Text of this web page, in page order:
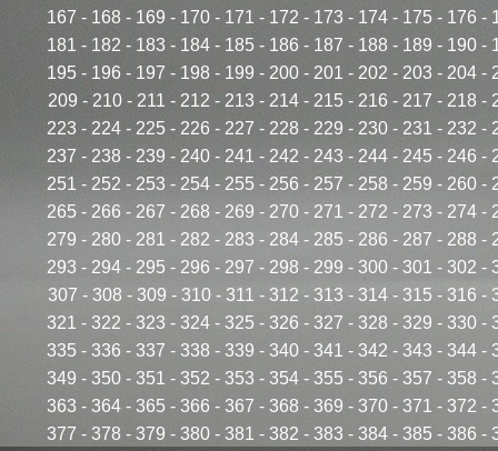
167 - 168 - 169 - 170 - 171 - 172 - 173 - 174 - 175 - 176 -
181 - 182 - 183 - 184 - 185 - 186 - 187 - 188 - 189 - 190 -
195 - 196 - 197 - 198 - 199 - 200 - 201 - 202 - 203 - 204 -
209 - 210- 211 - 212 - 213 - 214- 215- 216- 217 - 218-
223 - 224 - 225 - 226 - 227 - 228 - 229 - 230 - 231 - 232 -
237 - 238 - 239 - 240 - 241 - 242 - 243 - 244 - 245 - 246 -
251 - 252 - 253 - 254 - 255 - 256 - 257 - 258 - 259 - 260 -
265 - 266 - 267 - 268 - 269 - 270 - 271 - 272 - 273 - 274 -
279 - 280 - 281 - 282 - 283 - 284 - 285 - 286 - 287 - 288 -
293 - 294 - 295 - 296 - 297 - 298 - 299 - 300 - 301 - 302 -
307 - 308 - 309 - 310- 311 - 312 - 313 - 314- 315 - 316 -
321 - 322 - 323 - 324 - 325 - 326 - 327 - 328 - 329 - 330 -
335 - 336 - 337 - 338 - 339 - 340 - 341 - 342 - 343 - 344 -
349 - 350 - 351 - 352 - 353 - 354 - 355 - 356 - 357 - 358 -
363 - 364 - 365 - 366 - 367 - 368 - 369 - 370 - 371 - 372 -
377 - 378 - 379 - 380 - 381 - 382 - 383 - 384 - 385 - 386 -